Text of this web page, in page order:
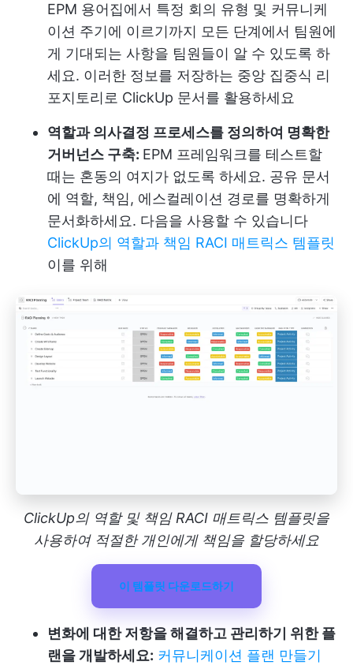
EPM 용어집에서 특정 회의 유형 및 커뮤니케
이션 주기에 이르기까지 모든 단계에서 팀원에
게 기대되는 사항을 팀원들이 알 수 있도록 하
세요. 이러한 정보를 저장하는 중앙 집중식 리
포지토리로 ClickUp 문서를 활용하세요
역할과 의사결정 프로세스를 정의하여 명확한
거버넌스 구축: EPM 프레임워크를 테스트할
때는 혼동의 여지가 없도록 하세요. 공유 문서
에 역할, 책임, 에스컬레이션 경로를 명확하게
문서화하세요. 다음을 사용할 수 있습니다
ClickUp의 역할과 책임 RACI 매트릭스 템플릿
이를 위해
ClickUp의 역할 및 책임 RACI 매트릭스 템플릿을
사용하여 적절한 개인에게 책임을 할당하세요
이 템플릿 다운로드하기
변화에 대한 저항을 해결하고 관리하기 위한 플
랜을 개발하세요: 커뮤니케이션 플랜 만들기